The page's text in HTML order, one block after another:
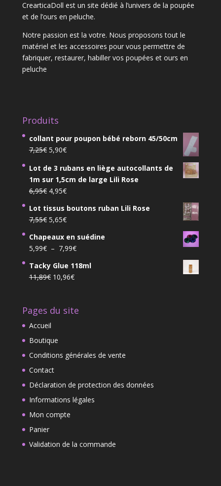
CrearticaDoll est un site dédié à l’univers de la poupée
et de l’ours en peluche.
Notre passion est la votre. Nous proposons tout le
matériel et les accessoires pour vous permettre de
fabriquer, restaurer, habiller vos poupées et ours en
peluche
Produits
collant pour poupon bébé reborn 45/50cm
7,25€ Le
initial
était :
7,25€.
5,90€Le
actuel
est :
5,90€.
Lot de 3 rubans en liège autocollants de
1m sur 1,5cm de large Lili Rose
6,95€ Le
initial
était :
6,95€.
4,95€Le
actuel
est :
4,95€.
Lot tissus boutons ruban Lili Rose
7,55€ Le
initial
était :
7,55€.
5,65€Le
actuel
est :
5,65€.
Chapeaux en suédine
5,99€ – 7,99€Plage
prix :
Tacky Glue 118ml
11,89€ Le
était :
10,96€Le
est :
Pages du site
Accueil
Boutique
Conditions générales de vente
Contact
Déclaration de protection des données
Informations légales
Mon compte
Panier
Validation de la commande